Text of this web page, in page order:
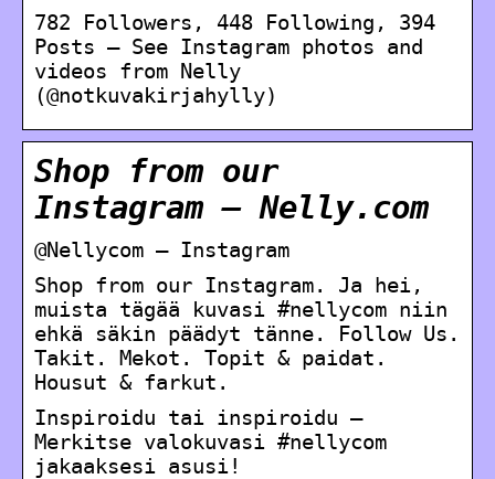
782 Followers, 448 Following, 394
Posts – See Instagram photos and
videos from Nelly
(@notkuvakirjahylly)
Shop from our
Instagram – Nelly.com
@Nellycom – Instagram
Shop from our Instagram. Ja hei,
muista tägää kuvasi #nellycom niin
ehkä säkin päädyt tänne. Follow Us.
Takit. Mekot. Topit & paidat.
Housut & farkut.
Inspiroidu tai inspiroidu –
Merkitse valokuvasi #nellycom
jakaaksesi asusi!